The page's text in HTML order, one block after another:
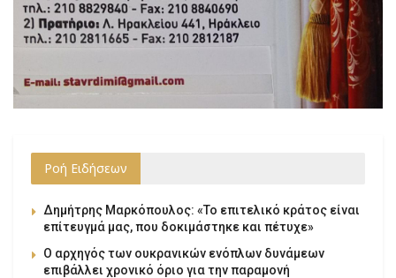
Ροή Ειδήσεων
Δημήτρης Μαρκόπουλος: «Το επιτελικό κράτος είναι
επίτευγμά μας, που δοκιμάστηκε και πέτυχε»
Ο αρχηγός των ουκρανικών ενόπλων δυνάμεων
επιβάλλει χρονικό όριο για την παραμονή